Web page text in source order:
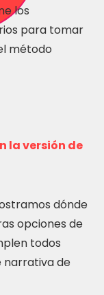
los
para tomar
método
la versión de
dónde
opciones de
todos
narrativa de